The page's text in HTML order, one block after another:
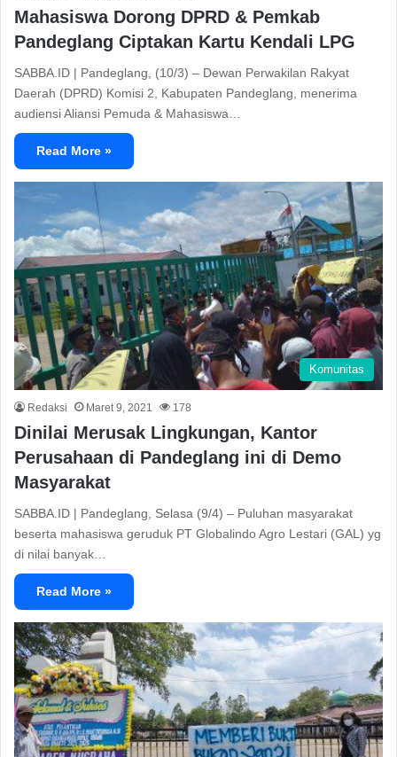
Mahasiswa Dorong DPRD & Pemkab
Pandeglang Ciptakan Kartu Kendali LPG
SABBA.ID | Pandeglang, (10/3) – Dewan Perwakilan Rakyat
Daerah (DPRD) Komisi 2, Kabupaten Pandeglang, menerima
audiensi Aliansi Pemuda & Mahasiswa…
Read More »
Komunitas
Redaksi Maret 9, 2021 178
Dinilai Merusak Lingkungan, Kantor
Perusahaan di Pandeglang ini di Demo
Masyarakat
SABBA.ID | Pandeglang, Selasa (9/4) – Puluhan masyarakat
beserta mahasiswa geruduk PT Globalindo Agro Lestari (GAL) yg
di nilai banyak…
Read More »